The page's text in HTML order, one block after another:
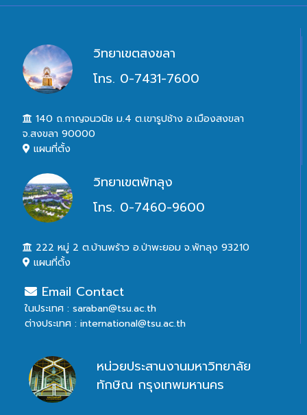
วิทยาเขตสงขลา
โทร. 0-7431-7600
140 ถ.กาญจนวนิช ม.4 ต.เขารูปช้าง อ.เมืองสงขลา
จ.สงขลา 90000
แผนที่ตั้ง
วิทยาเขตพัทลุง
โทร. 0-7460-9600
222 หมู่ 2 ต.บ้านพร้าว อ.ป่าพะยอม จ.พัทลุง 93210
แผนที่ตั้ง
Email Contact
ในประเทศ : saraban@tsu.ac.th
ต่างประเทศ : international@tsu.ac.th
หน่วยประสานงานมหาวิทยาลัย
ทักษิณ กรุงเทพมหานคร